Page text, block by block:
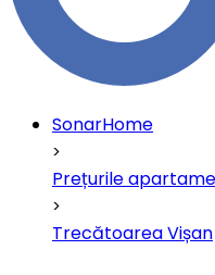
SonarHome
Prețurile
Trecătoarea Vișan